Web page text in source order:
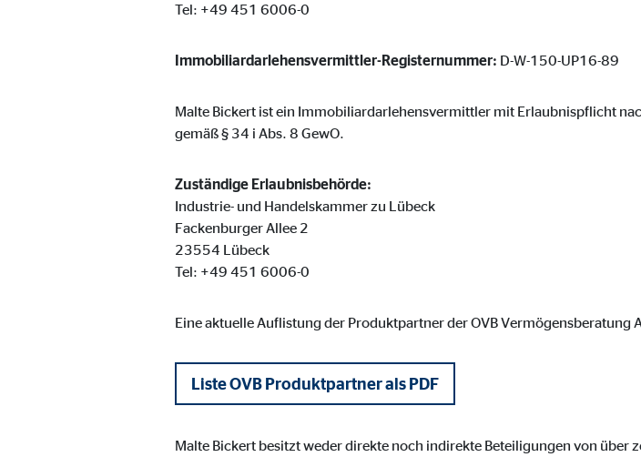
Tel: +49 451 6006-0
Immobiliardarlehensvermittler-Registernummer: D-W-150-UP16-89
Malte Bickert ist ein Immobiliardarlehensvermittler mit Erlaubnispflicht
gemäß § 34 i Abs. 8 GewO.
Zuständige Erlaubnisbehörde:
Industrie- und Handelskammer zu Lübeck
Fackenburger Allee 2
23554 Lübeck
Tel: +49 451 6006-0
Eine aktuelle Auflistung der Produktpartner der OVB Vermögensberatung
Liste OVB Produktpartner als PDF
Malte Bickert besitzt weder direkte noch indirekte Beteiligungen von über
_ga, _gat_UA-41411249-1, _gid
Zweck:
Marketing Cookies
Marketing Cookies werden eingesetzt, um personalisierte Werbung anzuzeigen. Zu diesem
_fbp
Zweck: Verknüpfung mit Benutzerprofilen